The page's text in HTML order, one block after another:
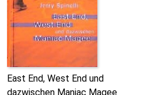
East End, West End und
dazwischen Maniac Magee